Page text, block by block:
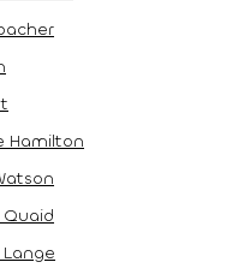
Hamilton
Quaid
Lange